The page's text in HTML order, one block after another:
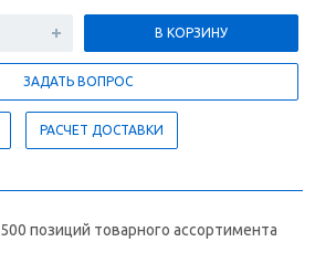
В КОРЗИНУ
ЗАДАТЬ ВОПРОС
РАСЧЕТ ДОСТАВКИ
позиций товарного ассортимента